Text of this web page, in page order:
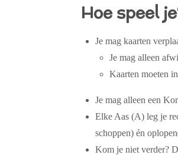
Hoe speel
Je mag kaarten
Je mag alleen
Kaarten moeten in
Je mag alleen een
Elke Aas (A) leg je
schoppen) én
Kom je niet verder?